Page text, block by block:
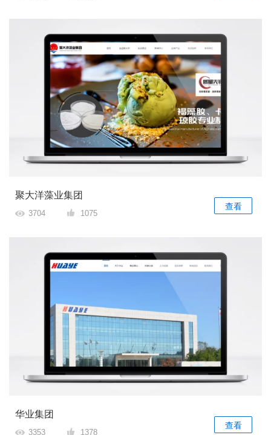
聚大洋藻业集团
3704 1075
查看
华业集团
3353 1378
查看